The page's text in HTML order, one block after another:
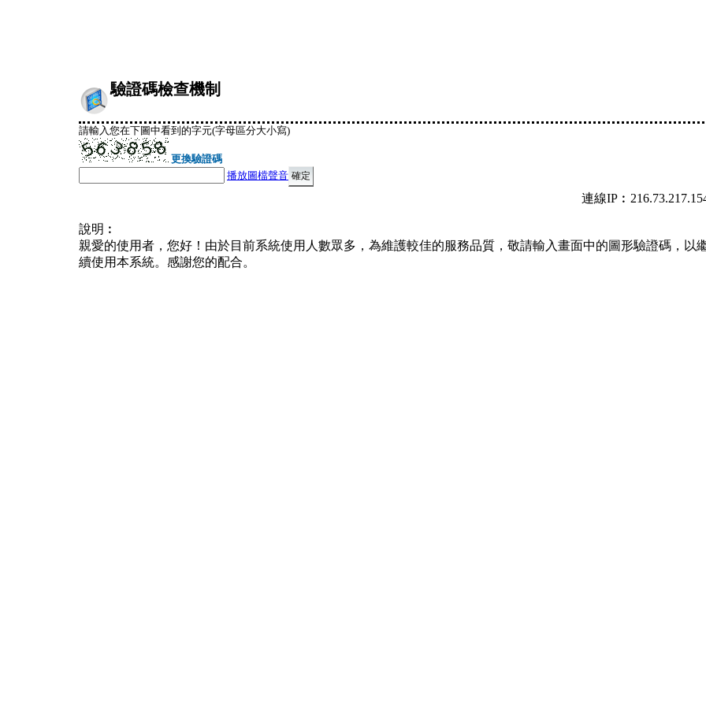
驗證碼檢查機制
請輸入您在下圖中看到的字元(字母區分大小寫)
更換驗證碼
播放圖檔聲音
連線
說明︰
親愛的使用者，您好！由於目前系統使用人數眾多，為維護較佳的服務品質，敬請輸入畫面中的圖形驗證碼，以
續使用本系統。感謝您的配合。